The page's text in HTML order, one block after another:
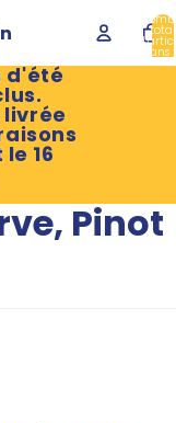
total
dans
d'été
livrée
16
Pinot